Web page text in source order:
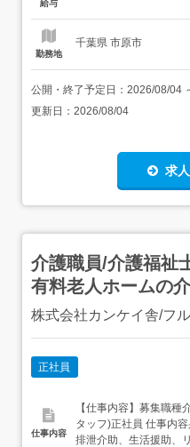
給与
勤務地
千葉県 市原市
公開・終了予定日： 2026/08/04
更新日： 2026/08/04
求
介護職員/介護福祉
有料老人ホームの
株式会社カンケイ舎/フ
正社員
仕事内容
【仕事内容】募集職種
タッフ)正社員 仕事内
排泄介助、生活援助、